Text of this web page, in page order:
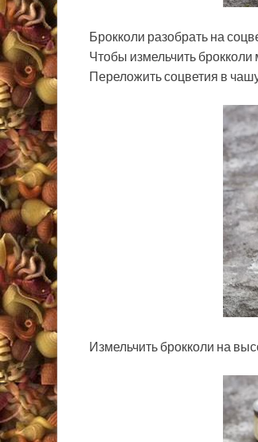
Брокколи разобрать на
Чтобы измельчить
Переложить соцветия в
Измельчить брокколи на